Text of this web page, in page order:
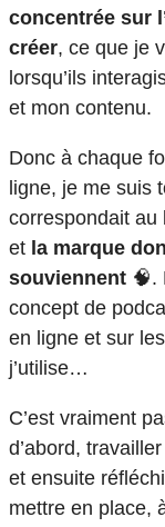
concentrée sur
créer, ce que je
lorsqu’ils
et mon contenu.
Donc à chaque
ligne, je me suis
correspondait au
et la marque
souviennent 🧠.
concept de
en ligne et sur
j’utilise…
C’est vraiment
d’abord,
et ensuite
mettre en place,